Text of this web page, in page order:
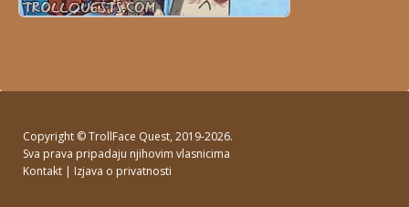
Copyright ©TrollFace Quest, 2019-2026.
Sva prava pripadaju njihovim vlasnicima
Kontakt | Izjava o privatnosti